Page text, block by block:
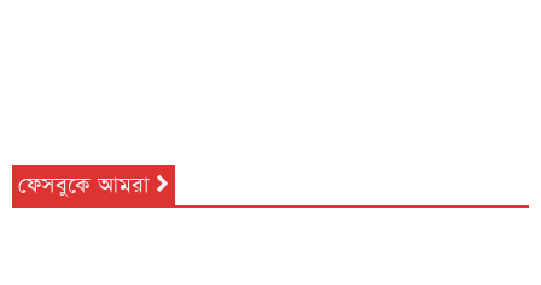
ফেসবুকে আমরা